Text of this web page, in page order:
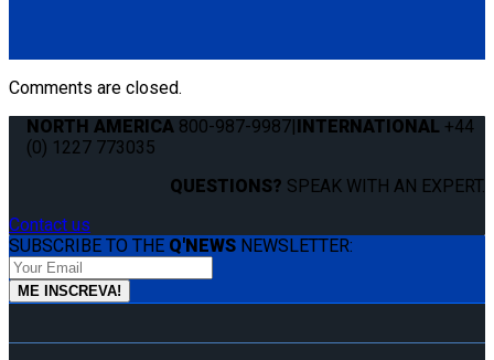
Comments are closed.
NORTH AMERICA 800-987-9987 INTERNATIONAL +44
(0) 1227 773035
QUESTIONS? SPEAK WITH AN EXPERT.
Contact us
SUBSCRIBE TO THE Q'NEWS NEWSLETTER: